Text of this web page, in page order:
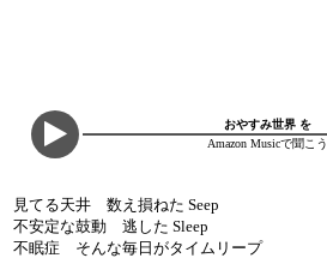
おやすみ世界 を
Amazon Musicで聞こう
見てる天井 数え損ねた Seep
不安定な鼓動 逃した Sleep
不眠症 そんな毎日がタイムリープ